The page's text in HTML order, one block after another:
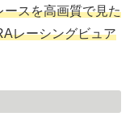
ースを高画質で見た
レーシングビュア